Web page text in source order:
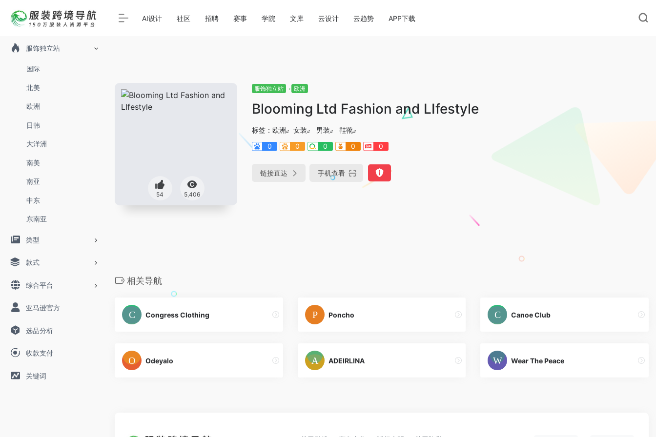
服饰独立站
国际
北美
欧洲
日韩
大洋洲
南美
南亚
中东
东南亚
类型
款式
综合平台
亚马逊官方
选品分析
收款支付
关键词
AI设计 社区 招聘 赛事 学院 文库 云设计 云趋势 APP下载
54 5,406
服饰独立站 欧洲
Blooming Ltd Fashion and LIfestyle
标签： 欧洲 女装 男装
鞋靴
0
0 0 0 0
链接直达 手机查看
相关导航
Congress Clothing Poncho Canoe Club
Odeyalo ADEIRLINA Wear The Peace